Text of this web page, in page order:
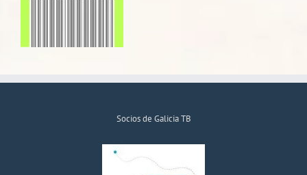
Socios de Galicia TB